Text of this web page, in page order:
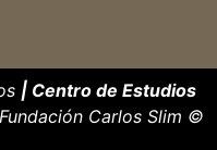
| Centro de Estudios
Fundación Carlos Slim ©